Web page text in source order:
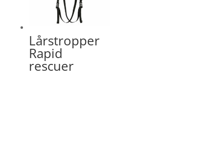
Lårstropper
Rapid
rescuer